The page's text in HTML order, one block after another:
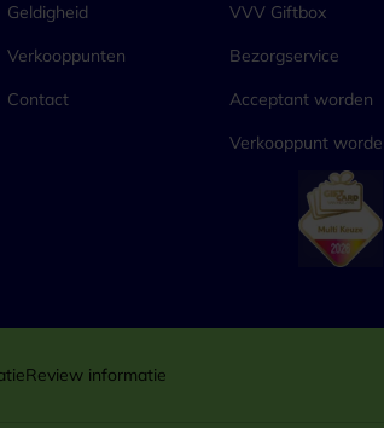
Geldigheid
Verkooppunten
Contact
VVV Giftbox
Bezorgservice
Acceptant worden
Verkooppunt
Review informatie